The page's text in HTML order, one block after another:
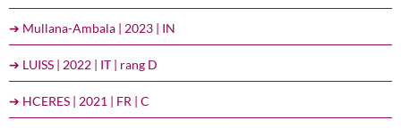
➔ Mullana-Ambala | 2023 | IN
➔ LUISS | 2022 | IT | rang D
➔ HCERES | 2021 | FR | C